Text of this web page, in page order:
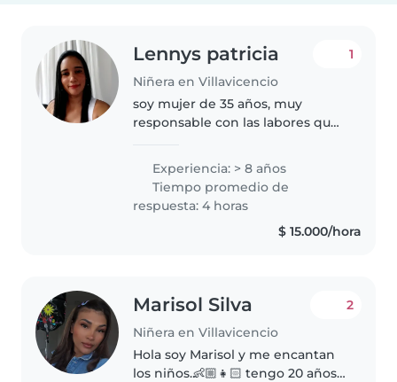
Lennys patricia
Niñera en Villavicencio
1
soy mujer de 35 años, muy
responsable con las labores que
honesta y trabajadora, no me
molestan los niños para nada,
tengo mucha paciencia para mi
trabajo...
Experiencia: > 8 años
Tiempo promedio de
respuesta: 4 horas
$ 15.000/hora
Marisol Silva
Niñera en Villavicencio
2
Hola soy Marisol y me encantan
los niños.👶🏼👧🏻 tengo 20 años